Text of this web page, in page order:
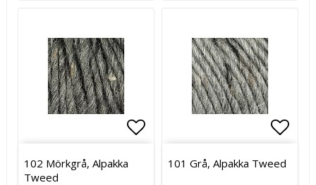
Lägg till i favoritlistan
102 Mörkgrå, Alpakka
Tweed
101 Grå, Alpakka Tweed